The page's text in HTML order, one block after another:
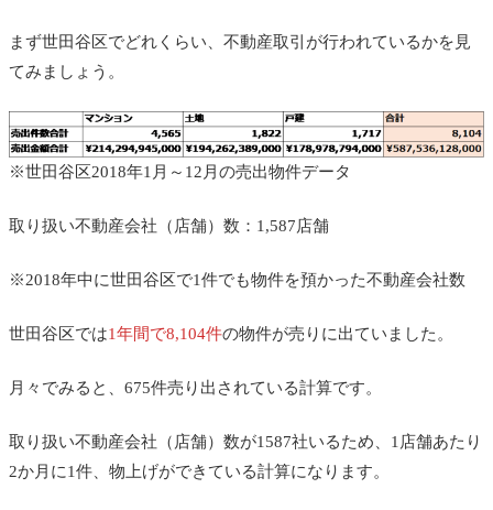
まず世田谷区でどれくらい、不動産取引が行われているかを見
てみましょう。
※世田谷区2018年1月～12月の売出物件データ
取り扱い不動産会社（店舗）数：1,587店舗
※2018年中に世田谷区で1件でも物件を預かった不動産会社数
世田谷区では1年間で8,104件の物件が売りに出ていました。
月々でみると、675件売り出されている計算です。
取り扱い不動産会社（店舗）数が1587社いるため、1店舗あたり
2か月に1件、物上げができている計算になります。